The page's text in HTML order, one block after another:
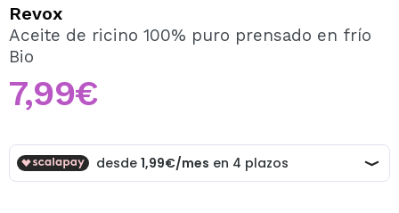
Al crear una cuenta en Maquillalia.com podrás realizar
tus compras rápidamente, revisar el estado de tus
Revox
Aceite de ricino 100% puro prensado en frío
Bio
7,99€